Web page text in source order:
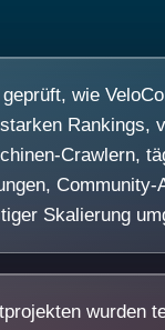
wie
Rankings,
Crawlern,
Community-
Skalierung
wurden